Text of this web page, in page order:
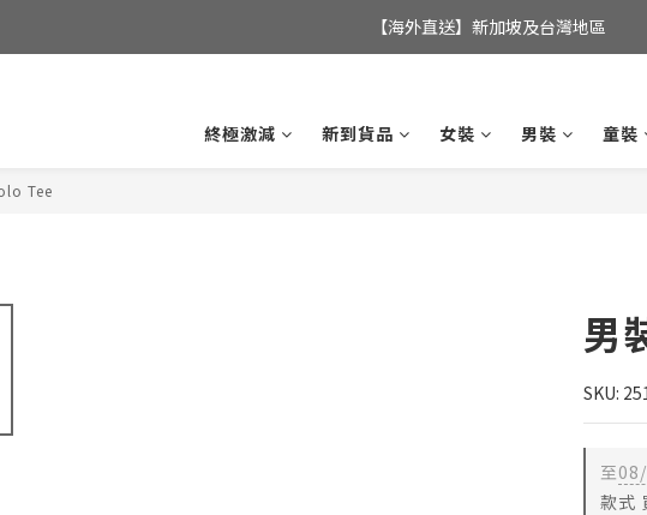
全店滿$350，即可享港澳地區免運費;
【海外直送】新加坡及台灣地區
終極激減
新到貨品 女裝 男裝 童裝
Tee
男
SKU:
至
款式